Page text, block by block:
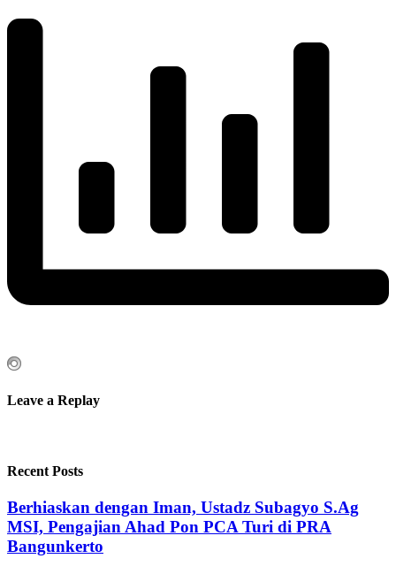
Leave a Replay
Recent Posts
Berhiaskan dengan Iman, Ustadz Subagyo S.Ag
MSI, Pengajian Ahad Pon PCA Turi di PRA
Bangunkerto